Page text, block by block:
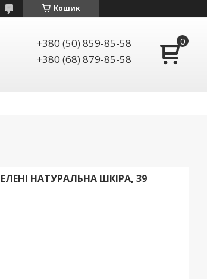
Кошик
+380 (50) 859-85-58
+380 (68) 879-85-58
НАТУРАЛЬНА ШКІРА, 39